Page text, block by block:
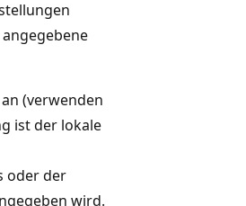
(verwenden
ist der lokale
oder der
wird.